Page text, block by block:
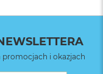
i okazjach